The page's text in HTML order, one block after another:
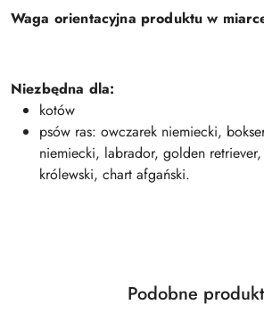
Waga orientacyjna produktu w
Niezbędna dla:
kotów
psów ras: owczarek niemiecki,
niemiecki, labrador, golden
królewski, chart afgański.
Pomiń karuzelę produktów
Produkty
Podobne